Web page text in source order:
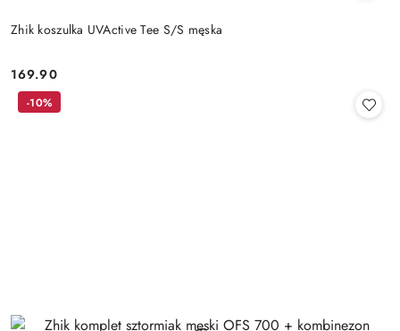
Zhik koszulka UVActive Tee S/S męska
Cena:
169.90
-10%